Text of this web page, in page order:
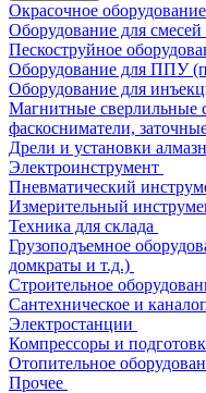
Окрасочное оборудование
Оборудование для смесей
Пескоструйное
Оборудование для ППУ
Оборудование для
Магнитные сверлильные
фаскосниматели,
Дрели и установки
Электроинструмент
Пневматический
Измерительный
Техника для склада
Грузоподъемное
домкраты и т.д.)
Строительное
Сантехническое и
Электростанции
Компрессоры и
Отопительное
Прочее